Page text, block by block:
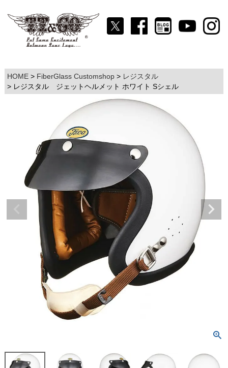
HOME FiberGlass Customshop
レジスタル
レジスタル ジェットヘルメット ホワイト Sシェル